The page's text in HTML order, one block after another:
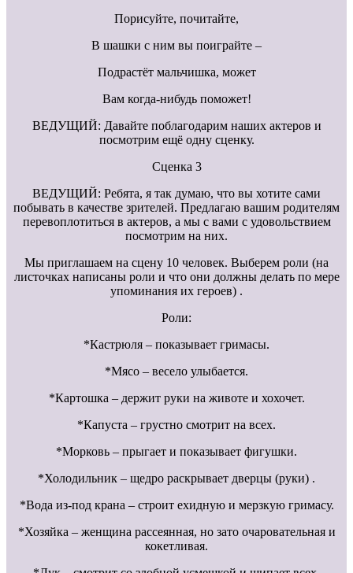
Порисуйте, почитайте,
В шашки с ним вы поиграйте –
Подрастёт мальчишка, может
Вам когда-нибудь поможет!
ВЕДУЩИЙ: Давайте поблагодарим наших актеров и
посмотрим ещё одну сценку.
Сценка 3
ВЕДУЩИЙ: Ребята, я так думаю, что вы хотите сами
побывать в качестве зрителей. Предлагаю вашим родителям
перевоплотиться в актеров, а мы с вами с удовольствием
посмотрим на них.
Мы приглашаем на сцену 10 человек. Выберем роли (на
листочках написаны роли и что они должны делать по мере
упоминания их героев) .
Роли:
*Кастрюля – показывает гримасы.
*Мясо – весело улыбается.
*Картошка – держит руки на животе и хохочет.
*Капуста – грустно смотрит на всех.
*Морковь – прыгает и показывает фигушки.
*Холодильник – щедро раскрывает дверцы (руки) .
*Вода из-под крана – строит ехидную и мерзкую гримасу.
*Хозяйка – женщина рассеянная, но зато очаровательная и
кокетливая.